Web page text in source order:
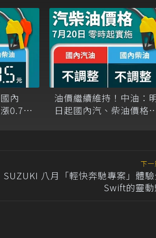
內
0.7元
油價繼續維持！中油：
日起國內汽、柴油價格
下
SUZUKI 八月「輕快奔馳專案」體
Swift的靈